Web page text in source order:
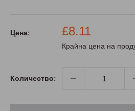
Цена:
Промо
цена
£8.11
Крайна цена на
Количество: